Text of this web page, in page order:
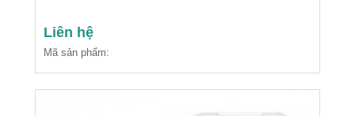
Liên hệ
Mã sản phẩm: